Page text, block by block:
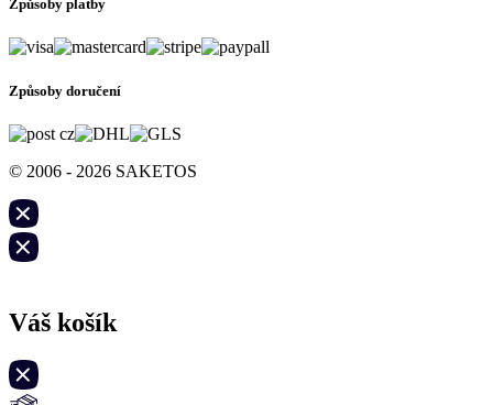
Způsoby platby
Způsoby doručení
© 2006 - 2026 SAKETOS
Váš košík